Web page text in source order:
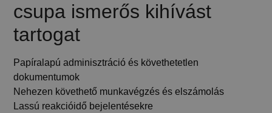
csupa ismerős kihívást
tartogat
Papíralapú adminisztráció és követhetetlen
dokumentumok
Nehezen követhető munkavégzés és elszámolás
Lassú reakcióidő bejelentésekre